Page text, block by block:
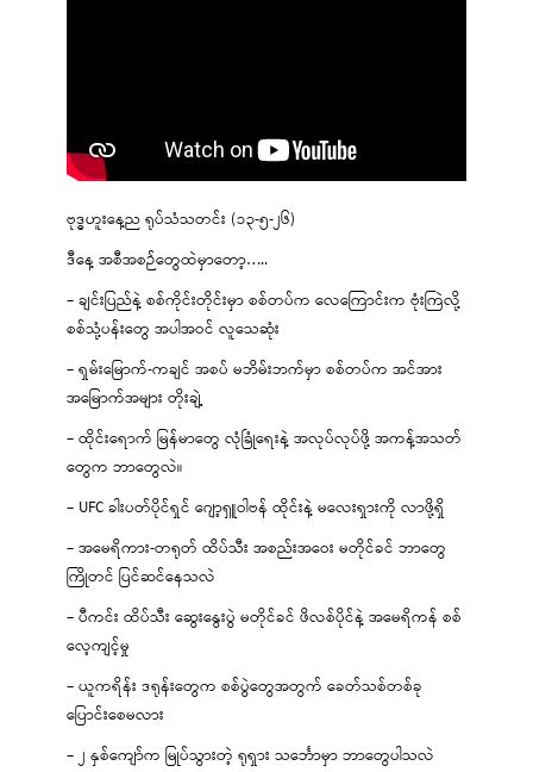
ဗုဒ္ဓဟူးနေ့ည ရုပ်သံသတင်း (၁၃-၅-၂၆)
ဒီနေ့ အစီအစဉ်တွေထဲမှာတော့…..
– ချင်းပြည်နဲ့ စစ်ကိုင်းတိုင်းမှာ စစ်တပ်က လေကြောင်းက ဗုံးကြဲလို့
စစ်သုံ့ပန်းတွေ အပါအဝင် လူသေဆုံး
– ရှမ်းမြောက်-ကချင် အစပ် မဘိမ်းဘက်မှာ စစ်တပ်က အင်အား
အမြောက်အများ တိုးချဲ့
– ထိုင်းရောက် မြန်မာတွေ လုံခြုံရေးနဲ့ အလုပ်လုပ်ဖို့ အကန့်အသတ်
တွေက ဘာတွေလဲ။
– UFC ခါးပတ်ပိုင်ရှင် ဂျော့ရှူဝါဗန် ထိုင်းနဲ့ မလေးရှားကို လာဖို့ရှိ
– အမေရိကား-တရုတ် ထိပ်သီး အစည်းအဝေး မတိုင်ခင် ဘာတွေ
ကြိုတင် ပြင်ဆင်နေသလဲ
– ပီကင်း ထိပ်သီး ဆွေးနွေးပွဲ မတိုင်ခင် ဖိလစ်ပိုင်နဲ့ အမေရိကန် စစ်
လေ့ကျင့်မှု
– ယူကရိန်း ဒရုန်းတွေက စစ်ပွဲတွေအတွက် ခေတ်သစ်တစ်ခု
ပြောင်းစေမလား
– ၂ နှစ်ကျော်က မြုပ်သွားတဲ့ ရုရှား သင်္ဘောမှာ ဘာတွေပါသလဲ